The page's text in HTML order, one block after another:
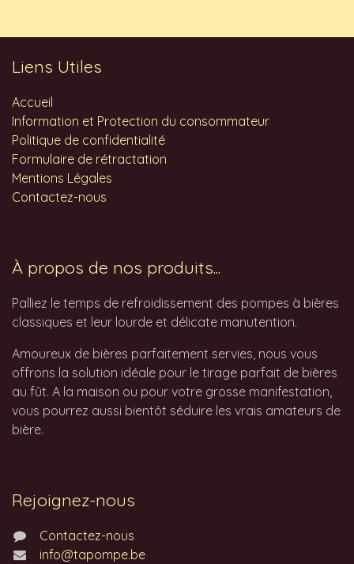
Liens Utiles
Accueil
Information et Protection du consommateur
Politique de confidentialité
Formulaire de rétractation
Mentions Légales
Contactez-nous
À propos de nos produits...
Palliez le temps de refroidissement des pompes à bières
classiques et leur lourde et délicate manutention.
Amoureux de bières parfaitement servies, nous vous
offrons la solution idéale pour le tirage parfait de bières
au fût. A la maison ou pour votre grosse manifestation,
vous pourrez aussi bientôt séduire les vrais amateurs de
bière.
Rejoignez-nous
Contactez-nous
info@tapompe.be